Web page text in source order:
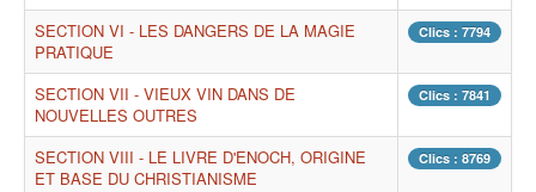
SECTION VI - LES DANGERS DE LA MAGIE
PRATIQUE
Clics : 7794
SECTION VII - VIEUX VIN DANS DE
NOUVELLES OUTRES
Clics : 7841
SECTION VIII - LE LIVRE D'ENOCH, ORIGINE
ET BASE DU CHRISTIANISME
Clics : 8769